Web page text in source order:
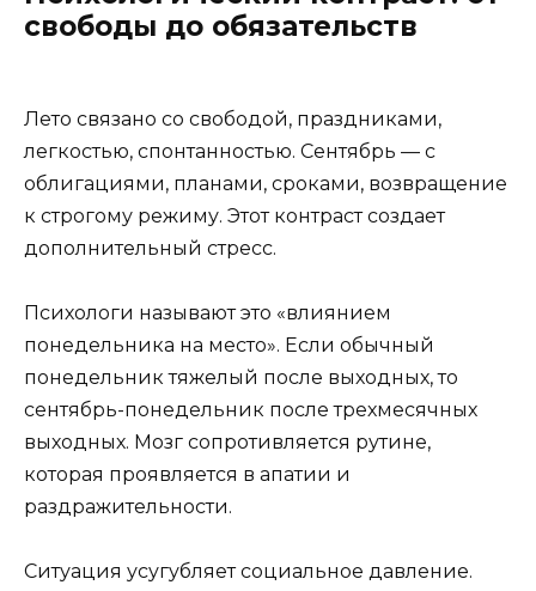
свободы до обязательств
Лето связано со свободой, праздниками,
легкостью, спонтанностью. Сентябрь — с
облигациями, планами, сроками, возвращение
к строгому режиму. Этот контраст создает
дополнительный стресс.
Психологи называют это «влиянием
понедельника на место». Если обычный
понедельник тяжелый после выходных, то
сентябрь-понедельник после трехмесячных
выходных. Мозг сопротивляется рутине,
которая проявляется в апатии и
раздражительности.
Ситуация усугубляет социальное давление.